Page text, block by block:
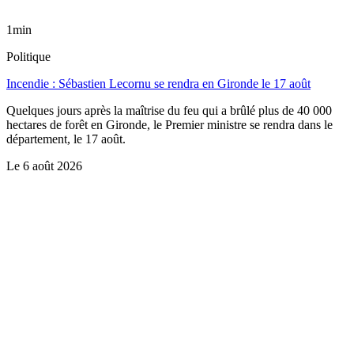
1min
Politique
Incendie : Sébastien Lecornu se rendra en Gironde le 17 août
Quelques jours après la maîtrise du feu qui a brûlé plus de 40 000
hectares de forêt en Gironde, le Premier ministre se rendra dans le
département, le 17 août.
Le 6 août 2026